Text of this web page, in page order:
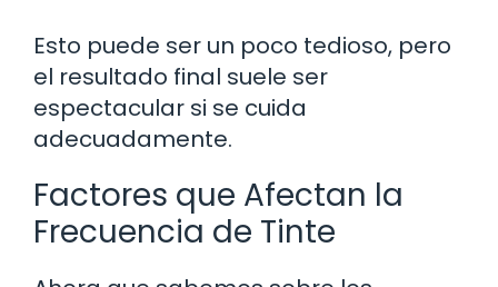
Esto puede ser un poco tedioso, pero
el resultado final suele ser
espectacular si se cuida
adecuadamente.
Factores que Afectan la
Frecuencia de Tinte